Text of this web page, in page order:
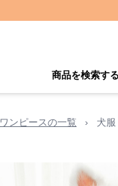
商品を検索する
ワンピースの一覧 › 犬